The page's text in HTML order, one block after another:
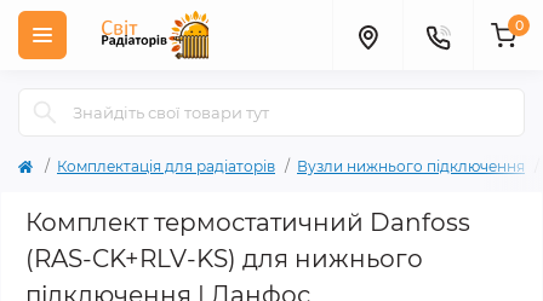
0
Комплектація для радіаторів Вузли нижнього підключення
Комплект термостатичний Danfoss
(RAS-CK+RLV-KS) для нижнього
підключення | Данфос